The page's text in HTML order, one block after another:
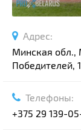
Адрес:
Минская обл.,
Победителей,
Телефоны:
+375 29 139-